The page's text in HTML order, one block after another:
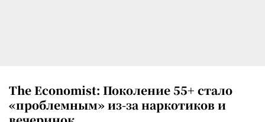
The Economist: Поколение 55+ стало
«проблемным» из-за наркотиков и